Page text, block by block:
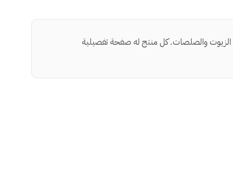
الزيوت والصلصات. كل منتج له صفحة تفصيلية